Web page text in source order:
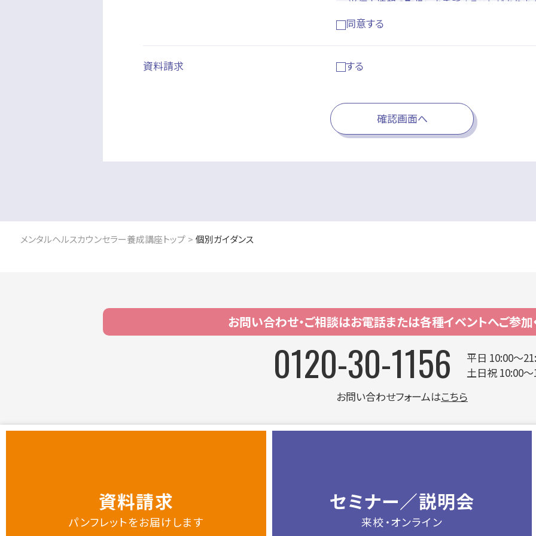
・当個人情報の取扱いを委託することがありま
先における個人情報の安全管理が図られるよう
切な監督を行います。
・当個人情報の利用目的の通知、開示、内容の
及び相談窓口」で受け付けます。
個人情報をご入力するにあたっての注意事項
・必要事項が記載されていない場合、最適なご
株式会社リカレント お客さま相談窓口
同意する
資料請求 する
確認画面へ
メンタルヘルスカウンセラー養成講座トップ 個別ガイダンス
お問い合わせ・ご相談はお電話または各種イベントへご参加
0120-30-1156
平日 10:00〜
土日祝 10:00
お問い合わせフォームはこちら
資料請求
パンフレットをお届けします
セミナー／説明会
来校・オンライン